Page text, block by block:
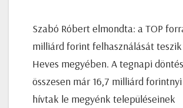
Szabó Róbert elmondta: a TOP
milliárd forint felhasználását
Heves megyében. A tegnapi
összesen már 16,7 milliárd
hívtak le megyénk településeinek